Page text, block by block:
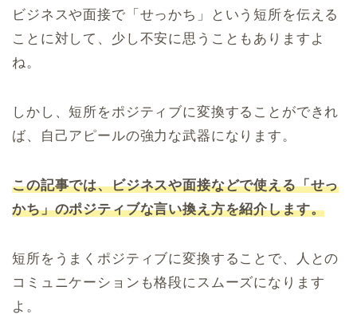
ビジネスや面接で「せっかち」という短所を伝える
ことに対して、少し不安に思うこともありますよ
ね。
しかし、短所をポジティブに変換することができれ
ば、自己アピールの強力な武器になります。
この記事では、ビジネスや面接などで使える「せっ
かち」のポジティブな言い換え方を紹介します。
短所をうまくポジティブに変換することで、人との
コミュニケーションも格段にスムーズになります
よ。